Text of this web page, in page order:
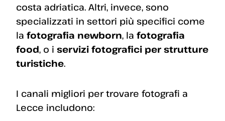
costa adriatica. Altri, invece, sono
specializzati in settori più specifici come
la fotografia newborn, la fotografia
food, o i servizi fotografici per strutture
turistiche.
I canali migliori per trovare fotografi a
Lecce includono: